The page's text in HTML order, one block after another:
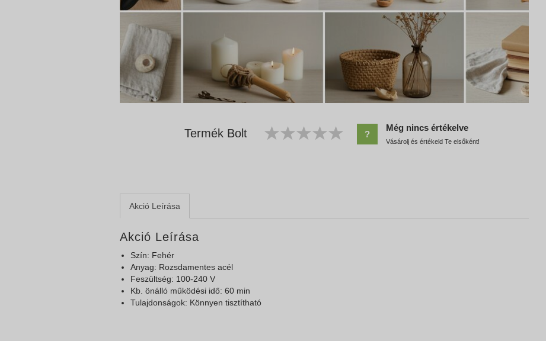
Termék Bolt ?
Még nincs értékelve
Vásárolj és értékeld Te elsőként!
Akció Leírása
Akció Leírása
Szín: Fehér
Anyag: Rozsdamentes acél
Feszültség: 100-240 V
Kb. önálló működési idő: 60 min
Tulajdonságok: Könnyen tisztítható